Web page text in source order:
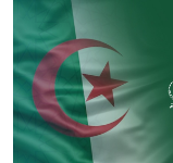
Skip to main